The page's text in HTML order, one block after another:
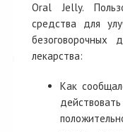
Oral Jelly.
средства для
безоговорочных
лекарства:
Как